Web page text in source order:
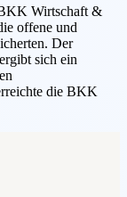
Wirtschaft &
offene und
Der
sich ein
die BKK